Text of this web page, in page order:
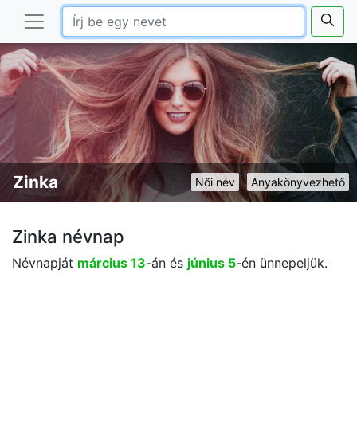
Anyakönyvezhető
Női név
Zinka
Zinka névnap
Névnapját március 13-án és június 5-én ünnepeljük.